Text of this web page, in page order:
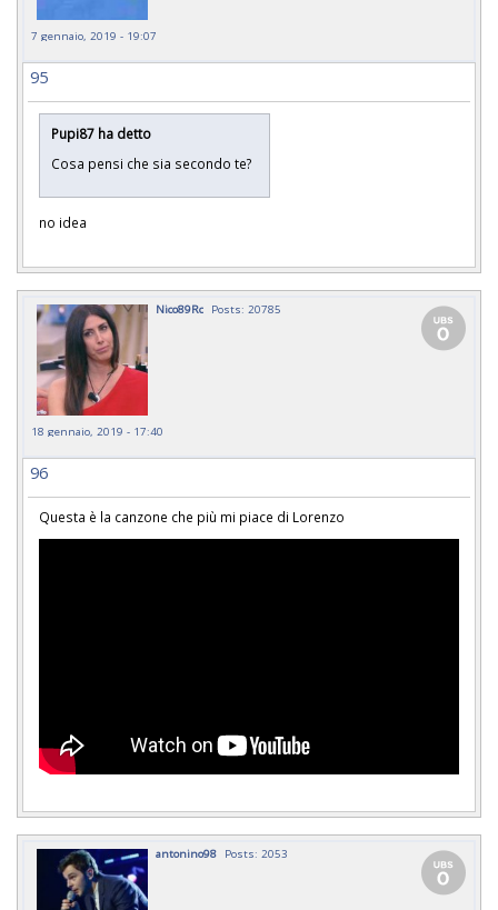
7 gennaio, 2019 - 19:07
95
Pupi87 ha detto
Cosa pensi che sia secondo te?
no idea
Nico89Rc Posts: 20785
18 gennaio, 2019 - 17:40
96
Questa è la canzone che più mi piace di Lorenzo
antonino98 Posts: 2053